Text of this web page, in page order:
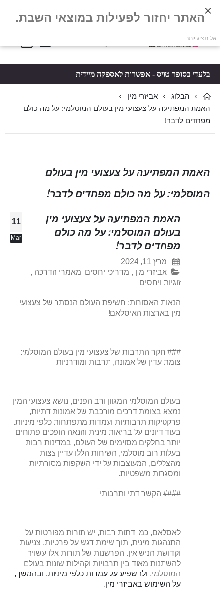
Toggle
סל קניות
בלעדי בסופר טויס - אפשרות לאספקה מיידית
הבלוג
אביזרי מין
האמת המפתיעה על צעצועי מין בעולם המוסלמי: על מה כולם
מפחדים לדבר!
האמת המפתיעה על צעצועי מין בעולם
המוסלמי: על מה כולם מפחדים לדבר!
11
Mar
האמת המפתיעה על צעצועי מין
בעולם המוסלמי: על מה כולם
מפחדים לדבר!
מרץ 11, 2024
אביזרי מין , מדריכי יחסים ומאמרי הדרכה ,
זוגיות ויחסים
הנאות האסורות: חשיפת העולם הנסתר של צעצועי
מין בארצות האיסלאם!
### חקר התרבות של צעצועי מין בעולם המוסלמי:
צומת עדין של אמונה, תרבות ומודרניות
בעולם המוסלמי המגוון ורב הפנים, נושא צעצועי המין
נמצא בצומת דרכים מורכבת של אמונות דתיות,
פרקטיקות תרבותיות ועמדות מתפתחות כלפי מיניות.
בעוד דיונים על בריאות מינית והנאה הופכים פתוחים
יותר בחלקים מסוימים של העולם, במדינות רבות
בעלות רוב מוסלמי, השיחות הללו עדיין צצות
מהצללים, המעוצבות על ידי השקפות מסורתיות
ומסגרות משפטיות.
#### הקשר דתי ותרבותי
לאסלאם, כמו דתות רבות, יש תורות מפורטות על
התנהגות מינית, תוך שימת דגש על פרטיות, צניעות
וקדושת הנישואין. הפרשנות של תורות אלו עשויה
להשתנות מאוד בין תרבויות וקהילות שונות בעולם
המוסלמי, ולהשפיע על עמדות כלפי מיניות, ובהמשך,
על השימוש באביזרי מין.
האתר יחזור לפעילות במוצאי השבת.
אל תציג יותר